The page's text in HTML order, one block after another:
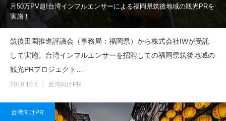
月50万PV超!台湾インフルエンサーによる福岡県筑後地域の観光PRを
実施！
筑後田園推進評議会（事務局：福岡県）から株式会社IWが受託
して実施。台湾インフルエンサーを招聘しての福岡県筑後地域の
観光PRプロジェクト…
2018.10.5 台湾向けPR
台湾向けPR